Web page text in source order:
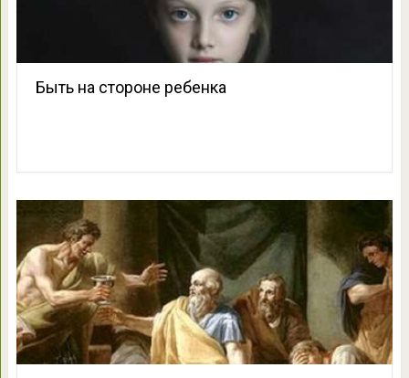
Быть на стороне ребенка